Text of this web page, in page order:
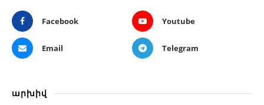
Facebook Youtube
Email Telegram
արխիվ